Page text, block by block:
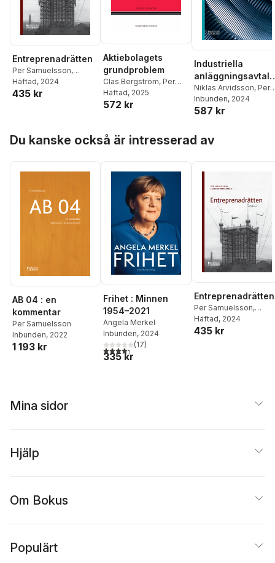
Entreprenadrätten
Per Samuelsson,
Marcus Utterström
Häftad, 2024
435 kr
Aktiebolagets
grundproblem
Clas Bergström, Per
Samuelsson
Häftad, 2025
572 kr
Industriella
anläggningsavtal :
särskilt om ABA 99
Niklas Arvidsson, Per
Samuelsson,Per
Mildner
Inbunden, 2024
587 kr
Du kanske också är intresserad av
AB 04 : en
kommentar
Per Samuelsson
Inbunden, 2022
1 193 kr
Frihet : Minnen
1954–2021
Angela Merkel
Inbunden, 2024
4,3utav 5 stjärnor. Totalt antal röster:
(17)
335 kr
Entreprenadrätten
Per Samuelsson,
Marcus Utterström
Häftad, 2024
435 kr
Mina sidor
Hjälp
Om Bokus
Populärt